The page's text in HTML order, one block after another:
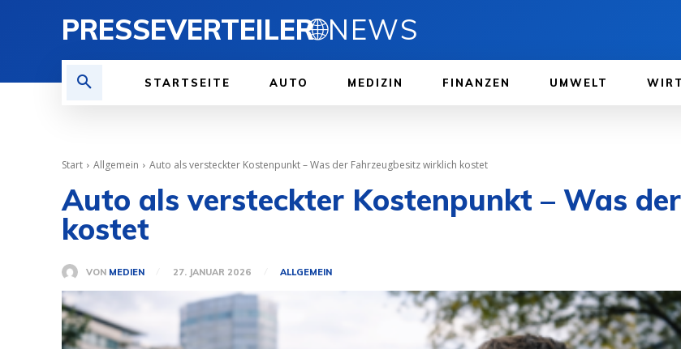
PRESSEVERTEILER🌐NEWS
STARTSEITE AUTO MEDIZIN FINANZEN UMWELT
Start Allgemein Auto als versteckter Kostenpunkt – Was der Fahrzeugbesitz wirklich kostet
Auto als versteckter Kostenpunkt – Was
kostet
VON MEDIEN 27. JANUAR 2026 ALLGEMEIN